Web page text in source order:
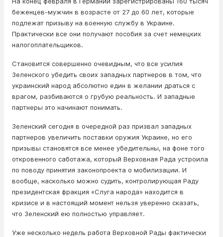
беженцев-мужчин в возрасте от 27 до 60 лет, которые
подлежат призыву на военную службу в Украине.
Практически все они получают пособия за счет немецких
налогоплательщиков.
Становится совершенно очевидным, что все усилия
Зеленского убедить своих западных партнеров в том, что
украинский народ абсолютно един в желании драться с
врагом, разбиваются о грубую реальность. И западные
партнеры это начинают понимать.
Зеленский сегодня в очередной раз призвал западных
партнеров увеличить поставки оружия Украине, но его
призывы становятся все менее убедительны, на фоне того
откровенного саботажа, который Верховная Рада устроила
по поводу принятия законопроекта о мобилизации. И
вообще, насколько можно судить, контролирующая Раду
президентская фракция «Слуга народа» находится в
кризисе и в настоящий момент нельзя уверенно сказать,
что Зеленский ею полностью управляет.
Уже несколько недель работа Верховной Рады фактически